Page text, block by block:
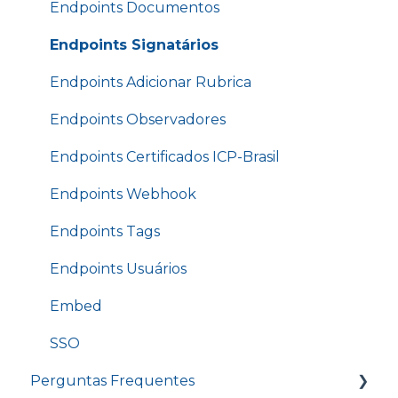
Form
Treinamento - Envio em lote e Grupos de
Notificações
Cadastro de SSO
</> Dev (API)
Upgrade de conta
GoPaperless - Selo de empresa sustentável
Opções do Cofre - Configurações -
Endpoints Documentos
Endpoints Signatários
Endpoints Adicionar Rubrica
Endpoints Observadores
Endpoints Certificados ICP-Brasil
Endpoints Webhook
Endpoints Tags
Endpoints Usuários
Embed
SSO
Perguntas Frequentes